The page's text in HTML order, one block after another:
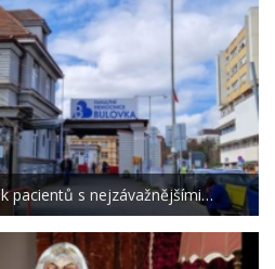
pacientů s nejzávažnějšími…